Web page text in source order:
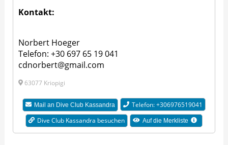
Kontakt:
Norbert Hoeger
Telefon: +30 697 65 19 041
cdnorbert@gmail.com
63077 Kriopigi
Mail an Dive Club Kassandra
Telefon: +306976519041
Dive Club Kassandra besuchen
Auf die Merkliste